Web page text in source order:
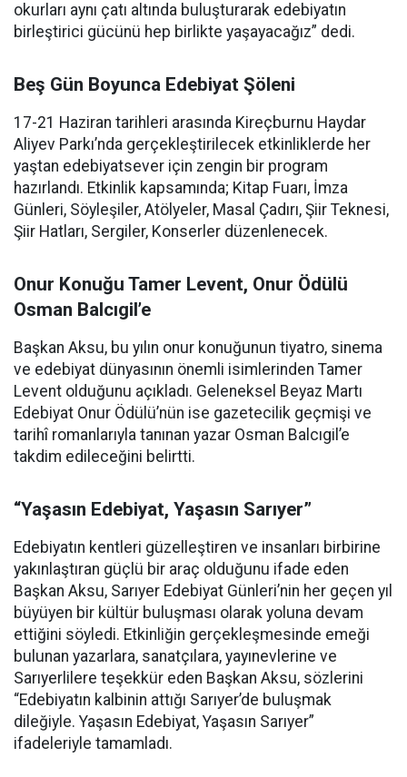
okurları aynı çatı altında buluşturarak edebiyatın
birleştirici gücünü hep birlikte yaşayacağız” dedi.
Beş Gün Boyunca Edebiyat Şöleni
17-21 Haziran tarihleri arasında Kireçburnu Haydar
Aliyev Parkı’nda gerçekleştirilecek etkinliklerde her
yaştan edebiyatsever için zengin bir program
hazırlandı. Etkinlik kapsamında; Kitap Fuarı, İmza
Günleri, Söyleşiler, Atölyeler, Masal Çadırı, Şiir Teknesi,
Şiir Hatları, Sergiler, Konserler düzenlenecek.
Onur Konuğu Tamer Levent, Onur Ödülü
Osman Balcıgil’e
Başkan Aksu, bu yılın onur konuğunun tiyatro, sinema
ve edebiyat dünyasının önemli isimlerinden Tamer
Levent olduğunu açıkladı. Geleneksel Beyaz Martı
Edebiyat Onur Ödülü’nün ise gazetecilik geçmişi ve
tarihî romanlarıyla tanınan yazar Osman Balcıgil’e
takdim edileceğini belirtti.
“Yaşasın Edebiyat, Yaşasın Sarıyer”
Edebiyatın kentleri güzelleştiren ve insanları birbirine
yakınlaştıran güçlü bir araç olduğunu ifade eden
Başkan Aksu, Sarıyer Edebiyat Günleri’nin her geçen yıl
büyüyen bir kültür buluşması olarak yoluna devam
ettiğini söyledi. Etkinliğin gerçekleşmesinde emeği
bulunan yazarlara, sanatçılara, yayınevlerine ve
Sarıyerlilere teşekkür eden Başkan Aksu, sözlerini
“Edebiyatın kalbinin attığı Sarıyer’de buluşmak
dileğiyle. Yaşasın Edebiyat, Yaşasın Sarıyer”
ifadeleriyle tamamladı.